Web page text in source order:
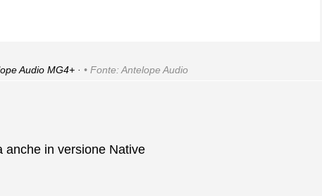
Audio MG4+ · Fonte: Antelope Audio
anche in versione Native